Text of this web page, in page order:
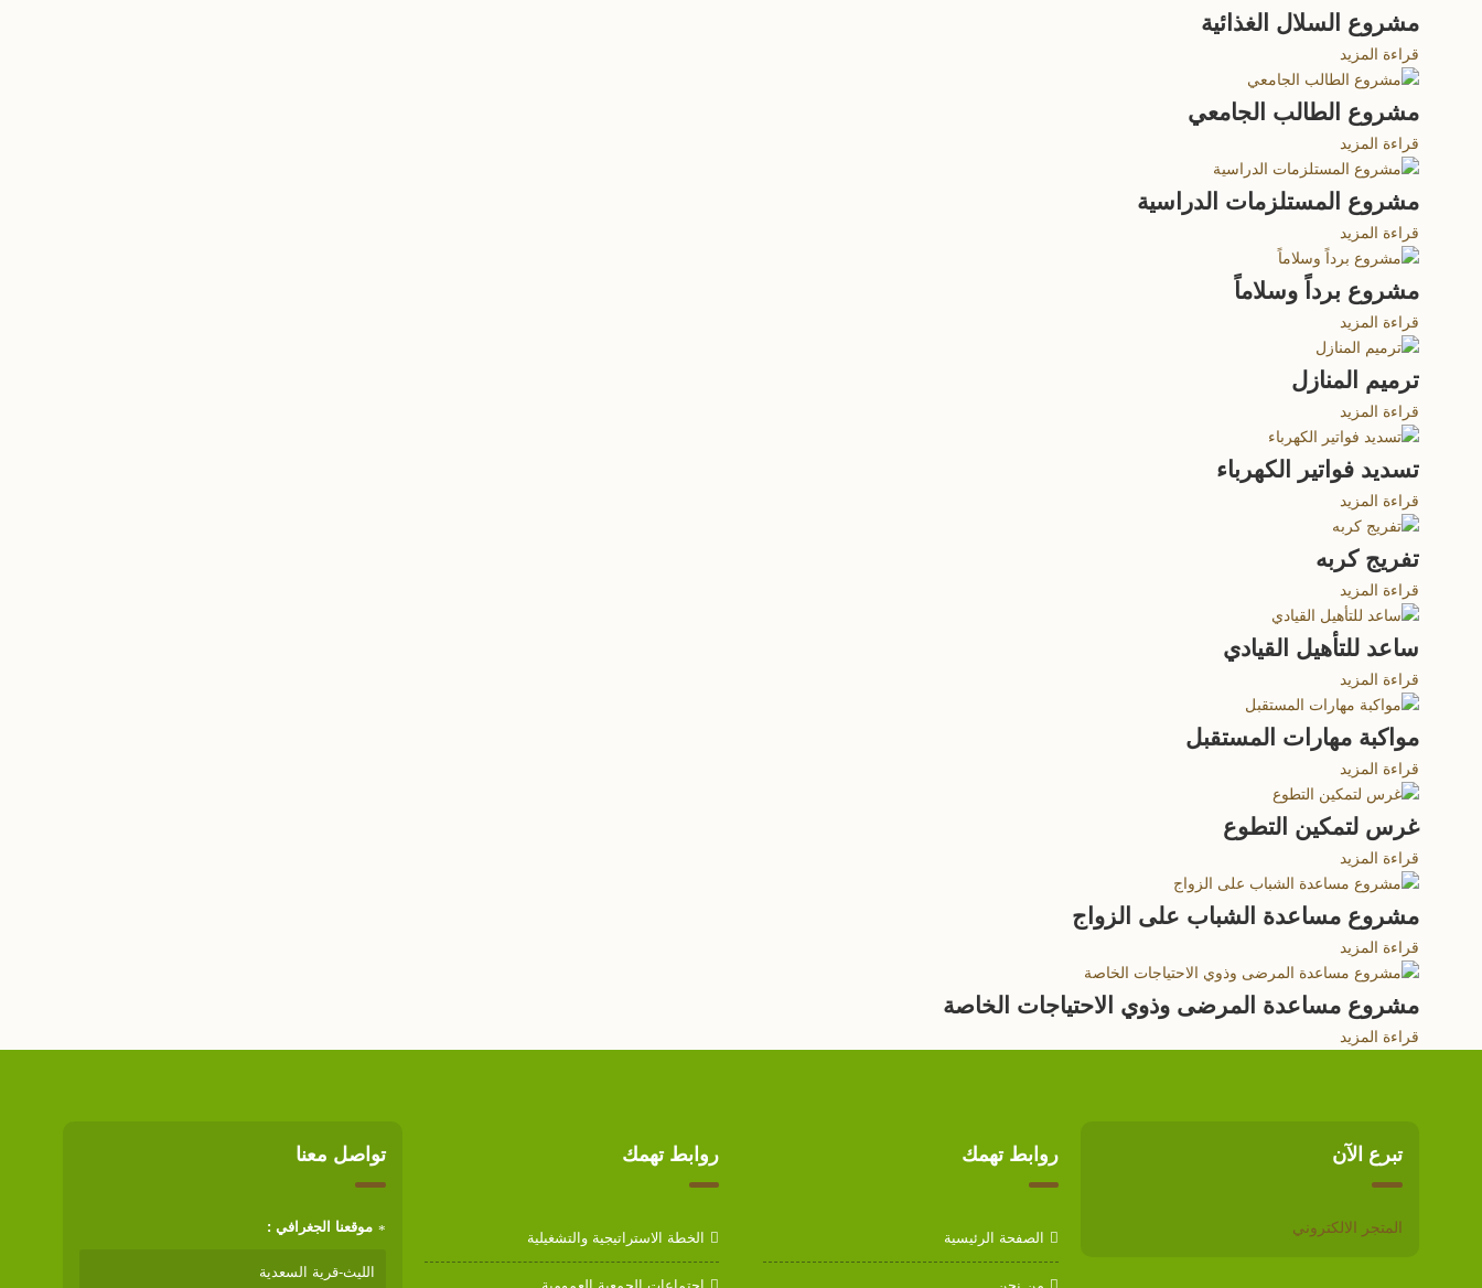
مشروع السلال الغذائية
قراءة المزيد
مشروع الطالب الجامعي
قراءة المزيد
مشروع المستلزمات الدراسية
قراءة المزيد
مشروع برداً وسلاماً
قراءة المزيد
ترميم المنازل
قراءة المزيد
تسديد فواتير الكهرباء
قراءة المزيد
تفريج كربه
قراءة المزيد
ساعد للتأهيل القيادي
قراءة المزيد
مواكبة مهارات المستقبل
قراءة المزيد
غرس لتمكين التطوع
قراءة المزيد
مشروع مساعدة الشباب على الزواج
قراءة المزيد
مشروع مساعدة المرضى وذوي الاحتياجات الخاصة
قراءة المزيد
تبرع الآن
المتجر الالكتروني
روابط تهمك
الصفحة الرئيسية
روابط تهمك
الخطة الاستراتيجية والتشغيلية
تواصل معنا
موقعنا الجغرافي :
الليث-قرية السعدية